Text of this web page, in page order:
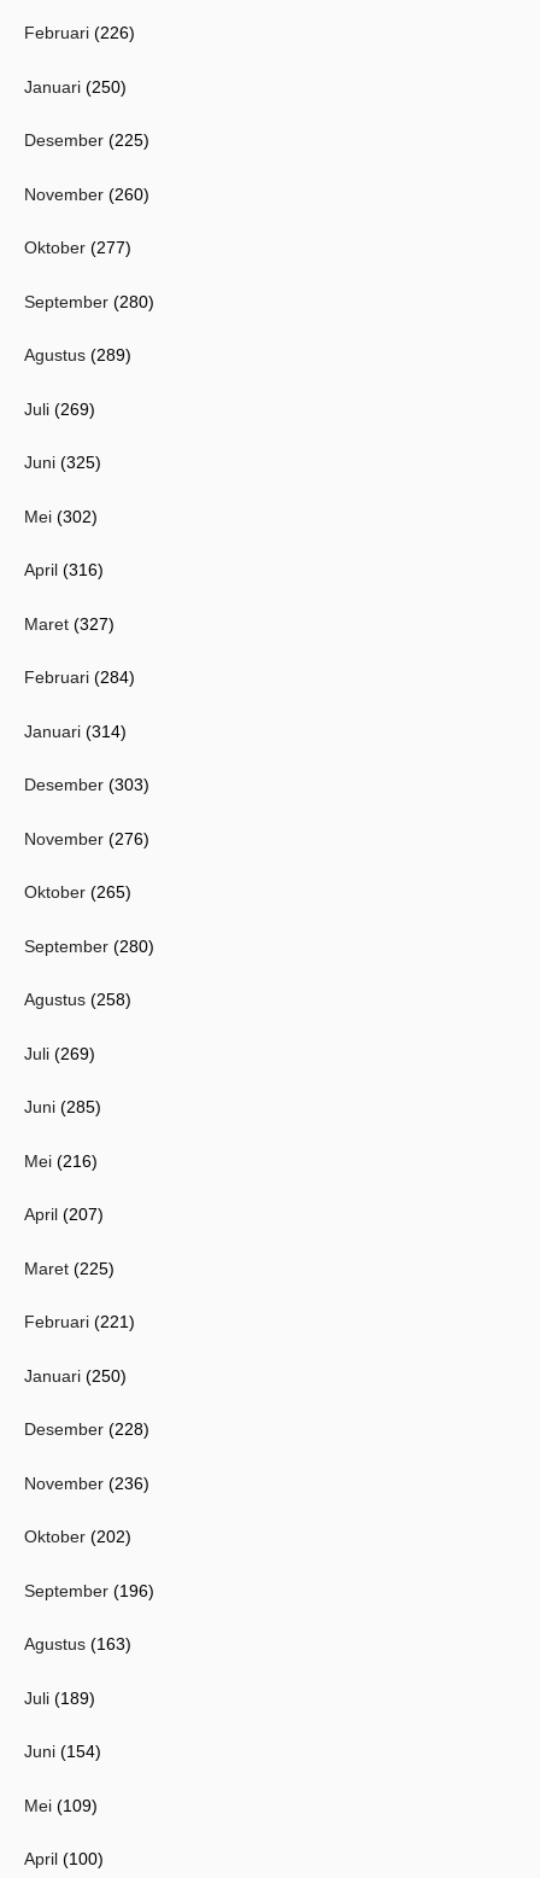
Februari (226)
Januari (250)
Desember (225)
November (260)
Oktober (277)
September (280)
Agustus (289)
Juli (269)
Juni (325)
Mei (302)
April (316)
Maret (327)
Februari (284)
Januari (314)
Desember (303)
November (276)
Oktober (265)
September (280)
Agustus (258)
Juli (269)
Juni (285)
Mei (216)
April (207)
Maret (225)
Februari (221)
Januari (250)
Desember (228)
November (236)
Oktober (202)
September (196)
Agustus (163)
Juli (189)
Juni (154)
Mei (109)
April (100)